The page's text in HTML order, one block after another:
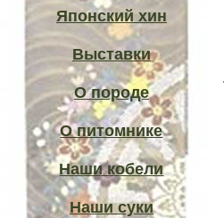
Японский хин
Выставки
О породе
О питомнике
Наши кобели
Наши суки